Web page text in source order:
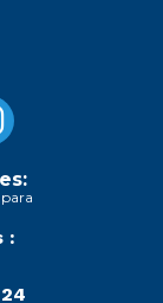
para
: